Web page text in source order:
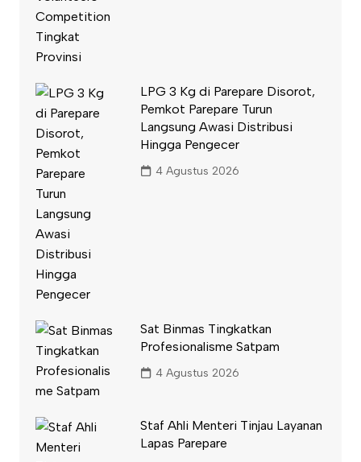
LPG 3 Kg di Parepare Disorot,
Pemkot Parepare Turun
Langsung Awasi Distribusi
Hingga Pengecer
4 Agustus 2026
Sat Binmas Tingkatkan
Profesionalisme Satpam
4 Agustus 2026
Staf Ahli Menteri Tinjau Layanan
Lapas Parepare